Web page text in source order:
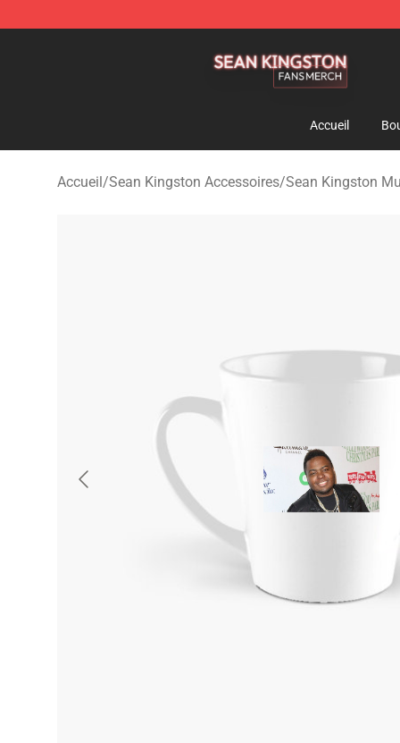
Accueil
Accueil/Sean Kingston Accessoires/Sean Kingston